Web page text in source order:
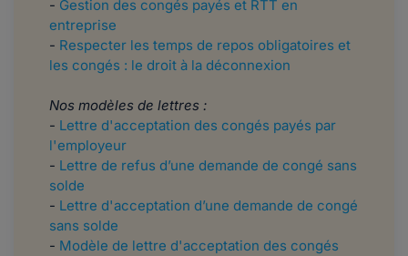
- Gestion des congés payés et RTT en
entreprise
- Respecter les temps de repos obligatoires et
les congés : le droit à la déconnexion
Nos modèles de lettres :
- Lettre d'acceptation des congés payés par
l'employeur
- Lettre de refus d’une demande de congé sans
solde
- Lettre d'acceptation d’une demande de congé
sans solde
- Modèle de lettre d'acceptation des congés